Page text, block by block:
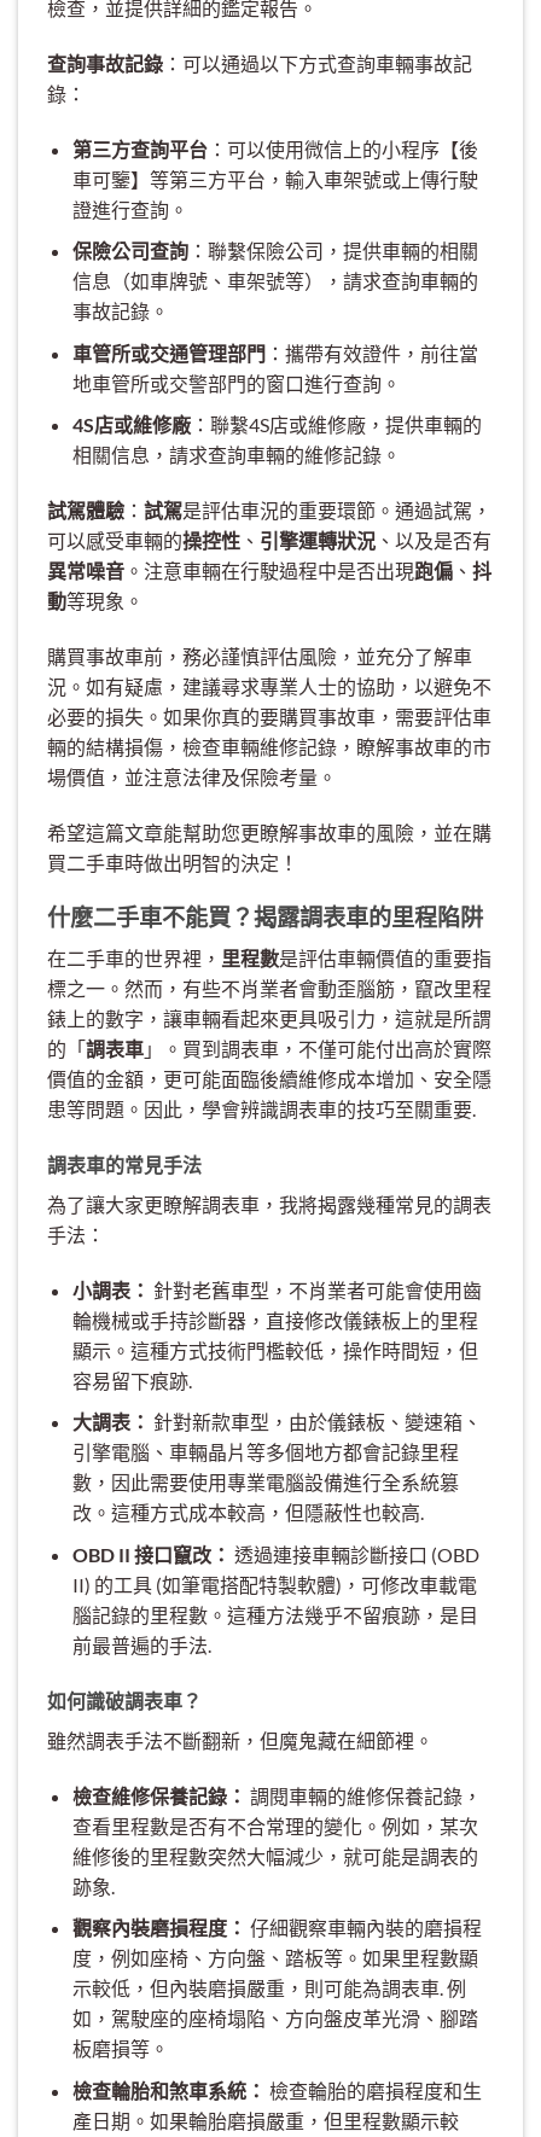
檢查，並提供詳細的鑑定報告。
查詢事故記錄 ：可以通過以下方式查詢車輛事故記
錄：
第三方查詢平台：可以使用微信上的小程序【後
車可鑒】等第三方平台，輸入車架號或上傳行駛
證進行查詢。
保險公司查詢：聯繫保險公司，提供車輛的相關
信息（如車牌號、車架號等），請求查詢車輛的
事故記錄。
車管所或交通管理部門 ：攜帶有效證件，前往當
地車管所或交警部門的窗口進行查詢。
4S店或維修廠：聯繫4S店或維修廠，提供車輛的
相關信息，請求查詢車輛的維修記錄。
試駕體驗 ： 試駕是評估車況的重要環節。通過試駕，
可以感受車輛的操控性 、 引擎運轉狀況 、以及是否有
異常噪音 。注意車輛在行駛過程中是否出現跑偏 、 抖
動等現象。
購買事故車前，務必謹慎評估風險，並充分了解車
況。如有疑慮，建議尋求專業人士的協助，以避免不
必要的損失。如果你真的要購買事故車，需要評估車
輛的結構損傷，檢查車輛維修記錄，瞭解事故車的市
場價值，並注意法律及保險考量。
希望這篇文章能幫助您更瞭解事故車的風險，並在購
買二手車時做出明智的決定！
什麼二手車不能買？揭露調表車的里程陷阱
在二手車的世界裡， 里程數是評估車輛價值的重要指
標之一。然而，有些不肖業者會動歪腦筋，竄改里程
錶上的數字，讓車輛看起來更具吸引力，這就是所謂
的「調表車 」。買到調表車，不僅可能付出高於實際
價值的金額，更可能面臨後續維修成本增加、安全隱
患等問題。因此，學會辨識調表車的技巧至關重要.
調表車的常見手法
為了讓大家更瞭解調表車，我將揭露幾種常見的調表
手法：
小調表： 針對老舊車型，不肖業者可能會使用齒
輪機械或手持診斷器，直接修改儀錶板上的里程
顯示。這種方式技術門檻較低，操作時間短，但
容易留下痕跡.
大調表： 針對新款車型，由於儀錶板、變速箱、
引擎電腦、車輛晶片等多個地方都會記錄里程
數，因此需要使用專業電腦設備進行全系統篡
改。這種方式成本較高，但隱蔽性也較高.
OBD II 接口竄改： 透過連接車輛診斷接口 (OBD
II) 的工具 (如筆電搭配特製軟體)，可修改車載電
腦記錄的里程數。這種方法幾乎不留痕跡，是目
前最普遍的手法.
如何識破調表車？
雖然調表手法不斷翻新，但魔鬼藏在細節裡。
檢查維修保養記錄： 調閱車輛的維修保養記錄，
查看里程數是否有不合常理的變化。例如，某次
維修後的里程數突然大幅減少，就可能是調表的
跡象.
觀察內裝磨損程度： 仔細觀察車輛內裝的磨損程
度，例如座椅、方向盤、踏板等。如果里程數顯
示較低，但內裝磨損嚴重，則可能為調表車. 例
如，駕駛座的座椅塌陷、方向盤皮革光滑、腳踏
板磨損等。
檢查輪胎和煞車系統： 檢查輪胎的磨損程度和生
產日期。如果輪胎磨損嚴重，但里程數顯示較